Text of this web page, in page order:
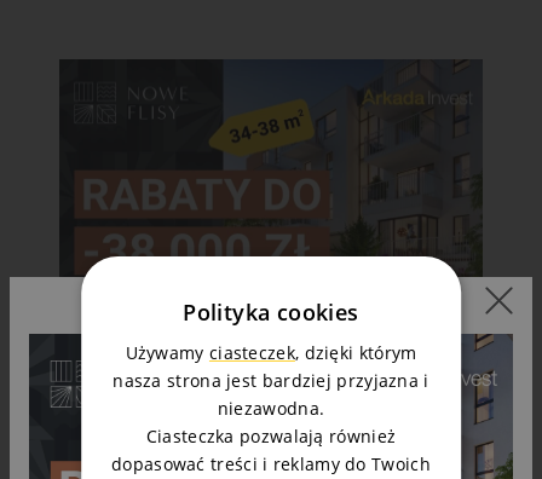
Wyjątkowa OFERTA SPECJALNA
NOWE FLISY. Wybrane mieszkania z
rabatem nawet do 38 000 zł!
Polityka cookies
Używamy ciasteczek, dzięki którym
nasza strona jest bardziej przyjazna i
niezawodna.
Ciasteczka pozwalają również
dopasować treści i reklamy do Twoich